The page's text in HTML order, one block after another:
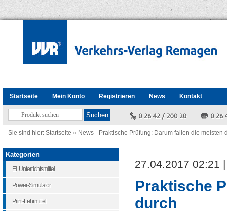
Startseite Mein Konto Registrieren News Kontakt
Sie sind hier: Startseite » News - Praktische Prüfung: Darum fallen die meisten
27.04.2017 02:21
Praktische
durch
Kategorien
El. Unterrichtsmittel
Power-Simulator
Print-Lehrmittel